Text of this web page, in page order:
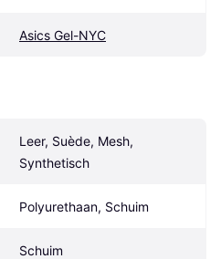
Asics Gel-NYC
Leer, Suède, Mesh,
Synthetisch
Polyurethaan, Schuim
Schuim